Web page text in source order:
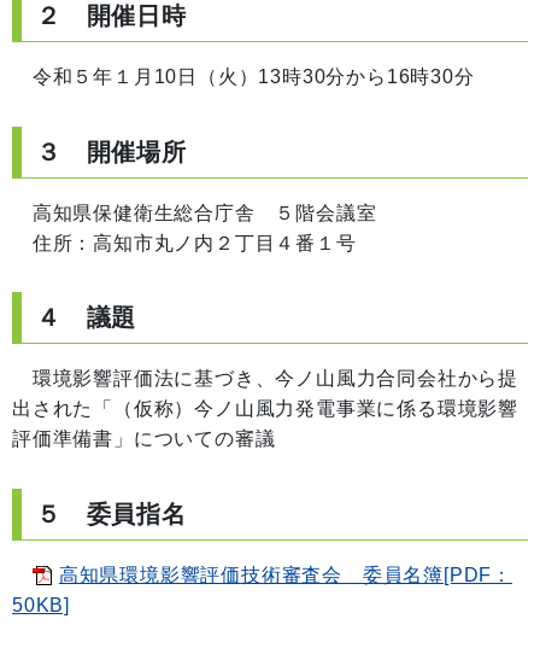
２ 開催日時
令和５年１月10日（火）13時30分から16時30分
３ 開催場所
高知県保健衛生総合庁舎 ５階会議室
住所：高知市丸ノ内２丁目４番１号
４ 議題
環境影響評価法に基づき、今ノ山風力合同会社から提
出された「（仮称）今ノ山風力発電事業に係る環境影響
評価準備書」についての審議
５ 委員指名
高知県環境影響評価技術審査会 委員名簿[PDF：
50KB]